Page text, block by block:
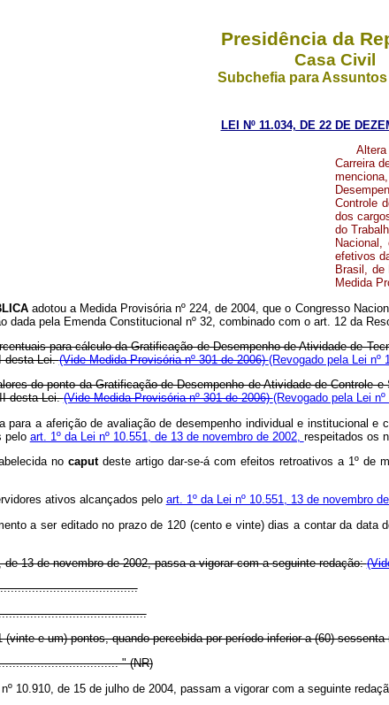
Presidência da
Casa Civil
Subchefia para
LEI Nº 11.034, DE 22 DE
Carreira
Controle
dos
do
efetivos
Brasil, de
Medida
adotou a Medida Provisória nº 224, de 2004, que o Congresso
dada pela Emenda Constitucional nº 32, combinado com o art. 12 da
para cálculo da Gratificação de Desempenho de Atividade de
desta Lei.(Vide Medida Provisória nº 301 de 2006)(Revogado pela Lei nº
do ponto da Gratificação de Desempenho de Atividade de Controle
desta Lei.(Vide Medida Provisória nº 301 de 2006)(Revogado pela Lei
para a aferição de avaliação de desempenho individual e institucional
pelo art. 1º da Lei nº 10.551, de 13 de novembro de 2002, respeitados os
nocaputdeste artigo dar-se-á com efeitos retroativos a 1º de
ativos alcançados pelo art. 1º da Lei nº 10.551, 13 de novembro
a ser editado no prazo de 120 (cento e vinte) dias a contar da
13 de novembro de 2002, passa a vigorar com a seguinte redação:
(vinte e um) pontos, quando percebida por período inferior a (60)
" (NR)
10.910, de 15 de julho de 2004, passam a vigorar com a seguinte